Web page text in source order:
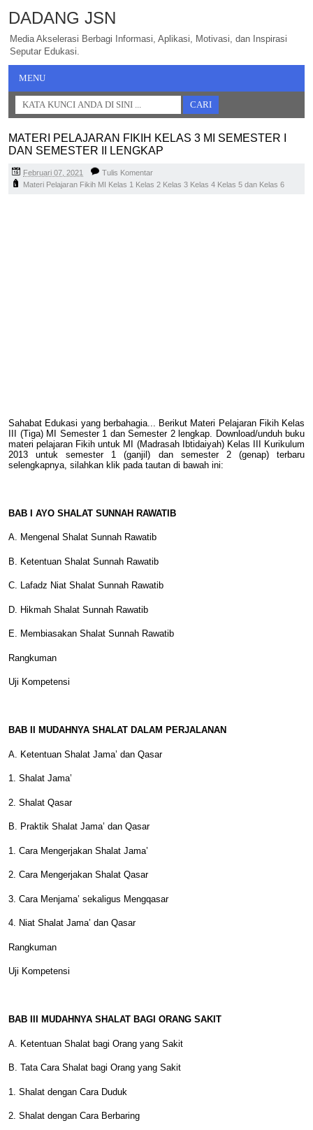
DADANG JSN
Media Akselerasi Berbagi Informasi, Aplikasi, Motivasi, dan Inspirasi
Seputar Edukasi.
MENU
MATERI PELAJARAN FIKIH KELAS 3 MI SEMESTER I
DAN SEMESTER II LENGKAP
Februari 07, 2021
Tulis Komentar
Materi Pelajaran Fikih MI Kelas 1 Kelas 2 Kelas 3 Kelas 4 Kelas 5 dan Kelas 6
Sahabat Edukasi yang berbahagia... Berikut Materi Pelajaran Fikih Kelas
III (Tiga) MI Semester 1 dan Semester 2 lengkap. Download/unduh buku
materi pelajaran Fikih untuk MI (Madrasah Ibtidaiyah) Kelas III Kurikulum
2013 untuk semester 1 (ganjil) dan semester 2 (genap) terbaru
selengkapnya, silahkan klik pada tautan di bawah ini:
BAB I AYO SHALAT SUNNAH RAWATIB
A. Mengenal Shalat Sunnah Rawatib
B. Ketentuan Shalat Sunnah Rawatib
C. Lafadz Niat Shalat Sunnah Rawatib
D. Hikmah Shalat Sunnah Rawatib
E. Membiasakan Shalat Sunnah Rawatib
Rangkuman
Uji Kompetensi
BAB II MUDAHNYA SHALAT DALAM PERJALANAN
A. Ketentuan Shalat Jama’ dan Qasar
1. Shalat Jama’
2. Shalat Qasar
B. Praktik Shalat Jama’ dan Qasar
1. Cara Mengerjakan Shalat Jama’
2. Cara Mengerjakan Shalat Qasar
3. Cara Menjama’ sekaligus Mengqasar
4. Niat Shalat Jama’ dan Qasar
Rangkuman
Uji Kompetensi
BAB III MUDAHNYA SHALAT BAGI ORANG SAKIT
A. Ketentuan Shalat bagi Orang yang Sakit
B. Tata Cara Shalat bagi Orang yang Sakit
1. Shalat dengan Cara Duduk
2. Shalat dengan Cara Berbaring